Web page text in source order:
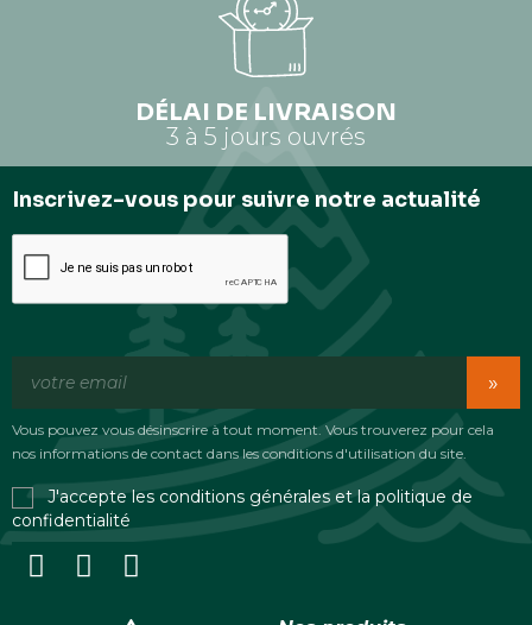
DÉLAI DE LIVRAISON
3 à 5 jours ouvrés
Inscrivez-vous pour suivre notre actualité
»
Vous pouvez vous désinscrire à tout moment. Vous trouverez pour cela
nos informations de contact dans les conditions d'utilisation du site.
J'accepte les conditions générales et la politique de
confidentialité